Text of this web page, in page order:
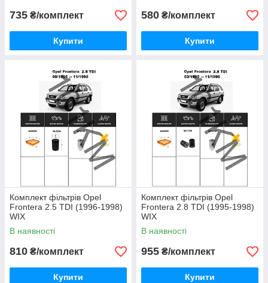
735 ₴/комплект
Купити
580 ₴/комплект
Купити
Комплект фільтрів Opel
Frontera 2.5 TDI (1996-1998)
WIX
В наявності
810 ₴/комплект
Купити
Комплект фільтрів Opel
Frontera 2.8 TDI (1995-1998)
WIX
В наявності
955 ₴/комплект
Купити